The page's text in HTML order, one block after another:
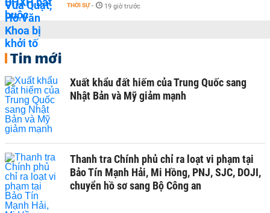
THỜI SỰ - 19 giờ trước
Tin mới
Xuất khẩu đất hiếm của Trung Quốc sang
Nhật Bản và Mỹ giảm mạnh
Thanh tra Chính phủ chỉ ra loạt vi phạm tại
Bảo Tín Mạnh Hải, Mi Hồng, PNJ, SJC, DOJI,
chuyển hồ sơ sang Bộ Công an